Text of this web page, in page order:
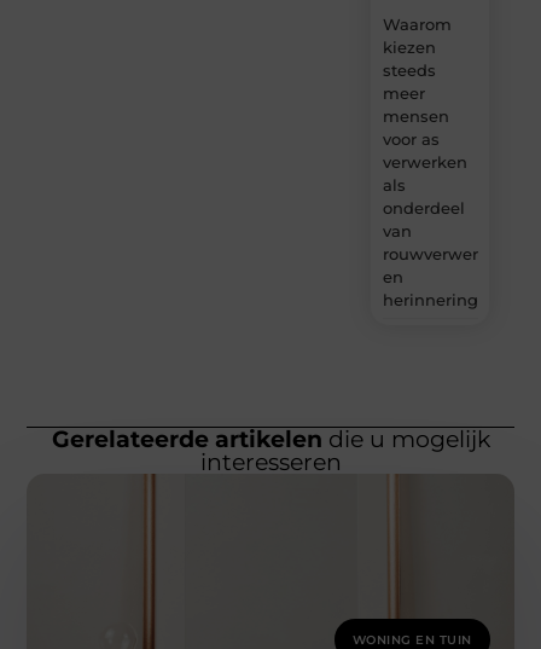
Waarom
kiezen
steeds
meer
mensen
voor as
verwerken
als
onderdeel
van
rouwverwerking
en
herinnering?
Gerelateerde artikelen die u mogelijk
interesseren
WONING EN TUIN